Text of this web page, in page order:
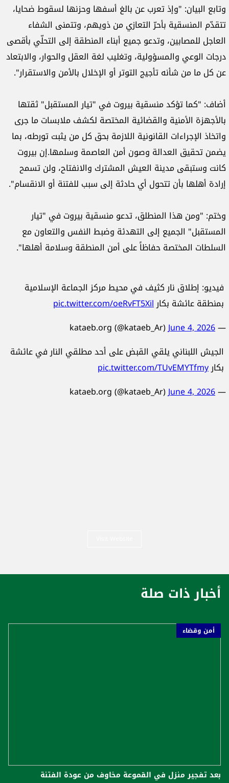
وتابع البيان: "وإذ تعرب عن بالغ أسفها وحزنها لسقوط ضحايا،
تتقدّم المنسقية بأحرّ التعازي من ذويهم، وتتمنى الشفاء
العاجل للمصابين، وتدعو جميع أبناء المنطقة إلى التحلّي بأقصى
درجات الوعي والمسؤولية، وتغليب لغة العقل والحوار، والابتعاد
عن كل ما من شأنه تأجيج التوتر أو الإخلال بالأمن والاستقرار".
أضاف: "كما تؤكد منسقية بيروت في "تيار المستقبل" ثقتها
بالأجهزة الأمنية والقضائية المختصة لكشف ملابسات ما جرى
واتخاذ الإجراءات القانونية اللازمة بحق كل من يثبت تورطه، بما
يضمن تحقيق العدالة وصون أمن العاصمة وسلمها.إن بيروت
كانت وستبقى مدينة العيش المشترك والانفتاح، ولن تسمح
إرادة أهلها بأن تتحول أي حادثة إلى سبب للفتنة أو الانقسام".
وختم: "ومن هذا المنطلق، تدعو منسقية بيروت في "تيار
المستقبل" الجميع إلى التهدئة وضبط النفس والتعاون مع
السلطات المختصة حفاظاً على أمن المنطقة وسلامة أهلها".
فيديو: إطلاق نار كثيف في محيط مركز الجماعة الإسلامية
بمنطقة عائشة بكارpic.twitter.com/oeRvFT5Xil
— kataeb.org (@kataeb_Ar)
June 4, 2026
الجيش اللبناني يلقي القبض على أحد مطلقي النار في عائشة
بكارpic.twitter.com/TUvEMYTfmy
— kataeb.org (@kataeb_Ar)
June 4, 2026
أخبار ذات صلة
أمن وقضاء
بعد تفجير منزل في القموعة مخاوف من عودة الفتنة